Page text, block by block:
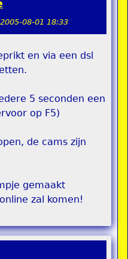
08-01 18:33
en via een dsl
5 seconden een
op F5)
de cams zijn
gemaakt
zal komen!